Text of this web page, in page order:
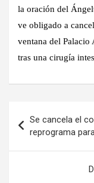
la oración del
ve obligado a
ventana del
tras una cirugía
de
entradas
Se cancela el
reprograma